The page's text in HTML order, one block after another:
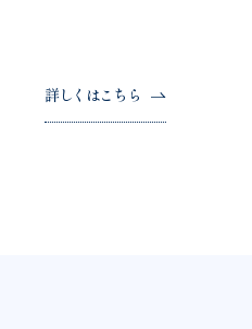
詳しくはこちら